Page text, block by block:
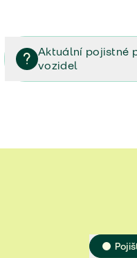
Aktuální pojistné
vozidel
Veřejný příslib -